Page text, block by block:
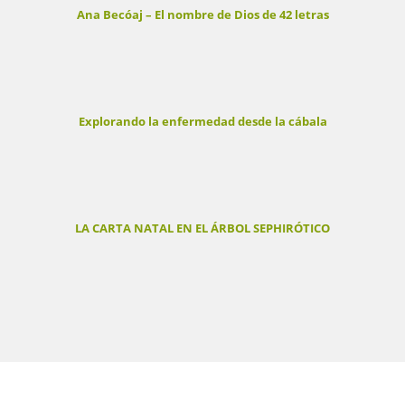
Ana Becóaj – El nombre de Dios de 42 letras
Explorando la enfermedad desde la cábala
LA CARTA NATAL EN EL ÁRBOL SEPHIRÓTICO